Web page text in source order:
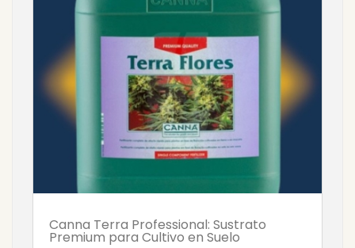
Canna Terra Professional: Sustrato
Premium para Cultivo en Suelo